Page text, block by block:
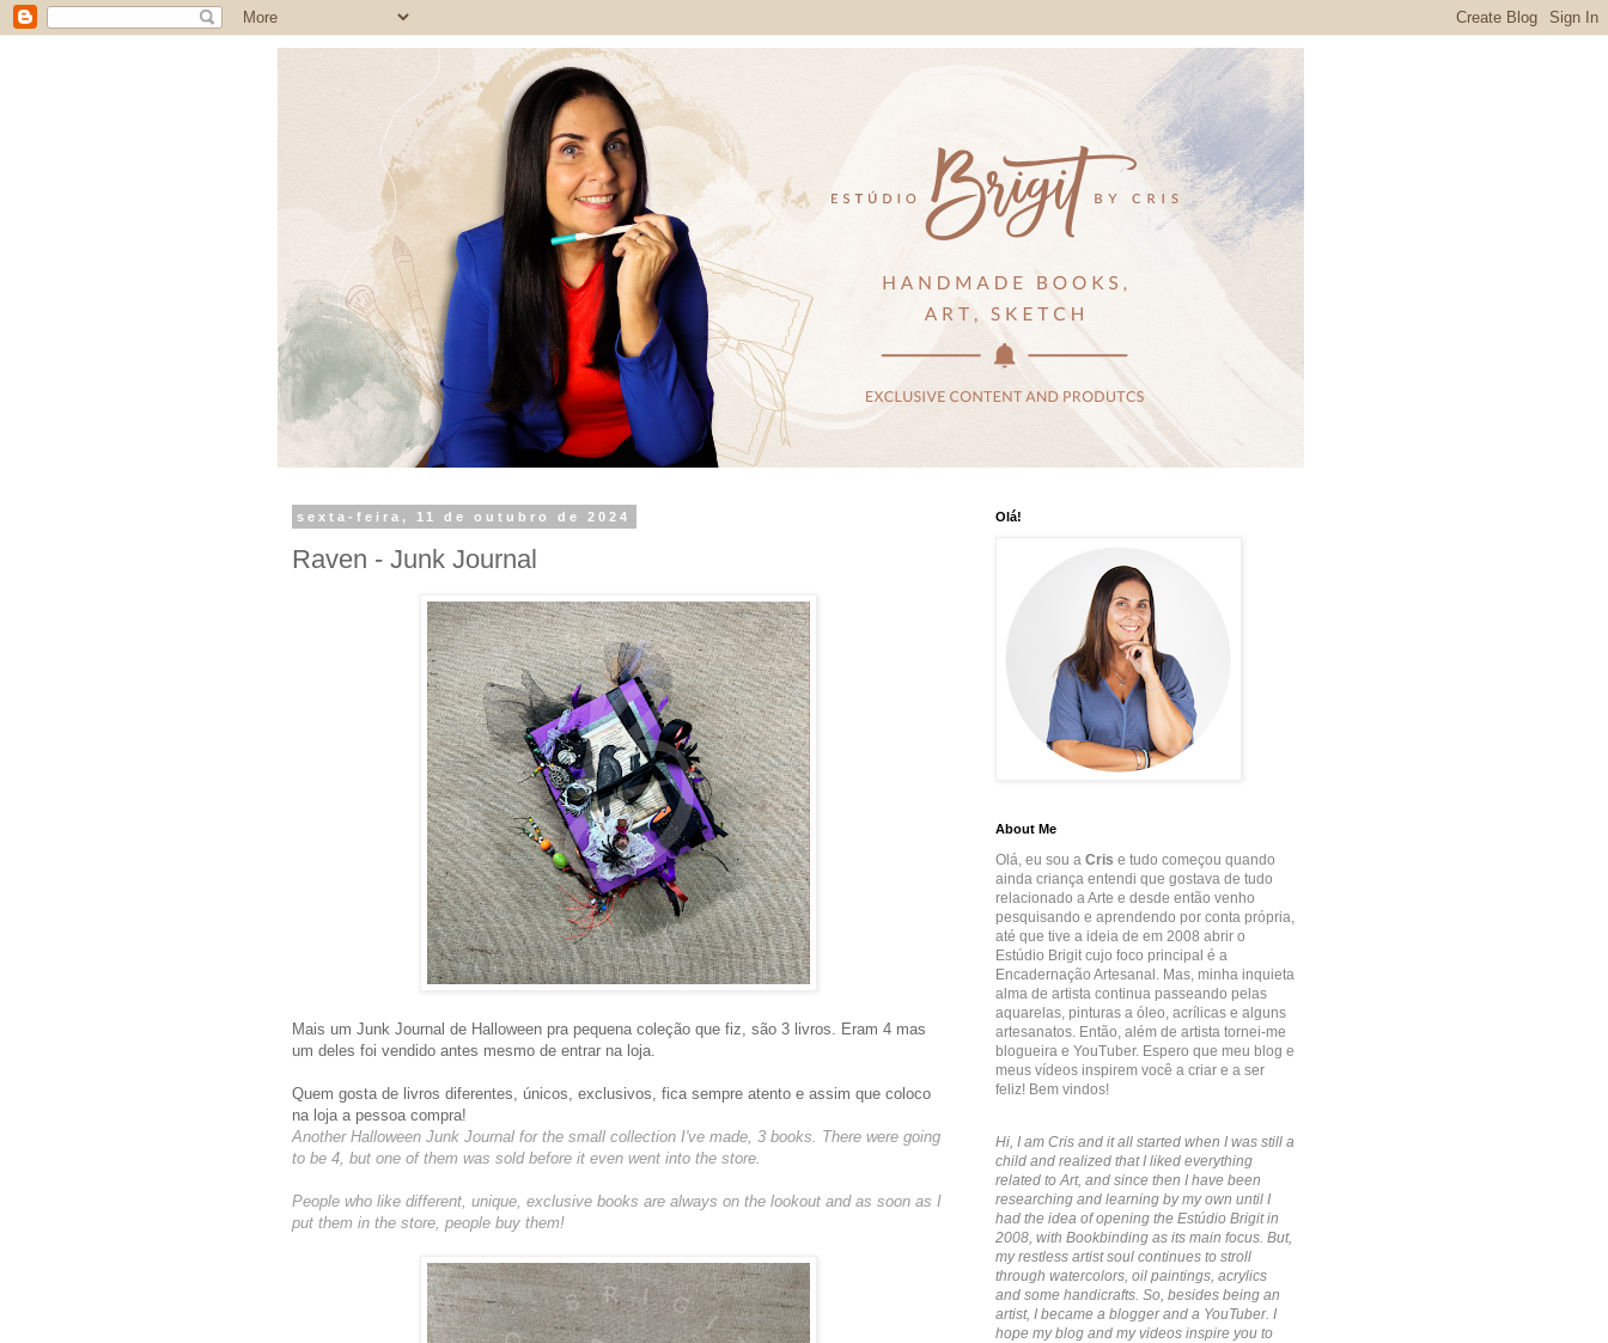
sexta-feira, 11 de outubro de 2024
Raven - Junk Journal
Mais um Junk Journal de Halloween pra pequena coleção que fiz, são 3 livros. Eram 4 mas
um deles foi vendido antes mesmo de entrar na loja.
Quem gosta de livros diferentes, únicos, exclusivos, fica sempre atento e assim que coloco
na loja a pessoa compra!
Another Halloween Junk Journal for the small collection I've made, 3 books. There were going
to be 4, but one of them was sold before it even went into the store.
People who like different, unique, exclusive books are always on the lookout and as soon as I
put them in the store, people buy them!
Olá!
About Me
Olá, eu sou a Cris e tudo começou quando
ainda criança entendi que gostava de tudo
relacionado a Arte e desde então venho
pesquisando e aprendendo por conta própria,
até que tive a ideia de em 2008 abrir o
Estúdio Brigit cujo foco principal é a
Encadernação Artesanal. Mas, minha inquieta
alma de artista continua passeando pelas
aquarelas, pinturas a óleo, acrílicas e alguns
artesanatos. Então, além de artista tornei-me
blogueira e YouTuber. Espero que meu blog e
meus vídeos inspirem você a criar e a ser
feliz! Bem vindos!
Hi, I am Cris and it all started when I was still a
child and realized that I liked everything
related to Art, and since then I have been
researching and learning by my own until I
had the idea of opening the Estúdio Brigit in
2008, with Bookbinding as its main focus. But,
my restless artist soul continues to stroll
through watercolors, oil paintings, acrylics
and some handicrafts. So, besides being an
artist, I became a blogger and a YouTuber. I
hope my blog and my videos inspire you to